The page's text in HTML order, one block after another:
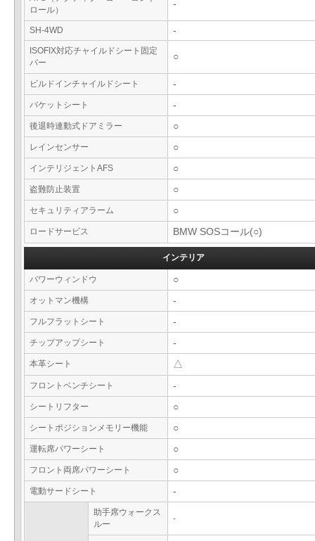
ロール）
-
SH-4WD -
ISOFIX対応チャイルドシート固定
バー
○
ビルドインチャイルドシート -
バケットシート -
後退時連動式ドアミラー ○
レインセンサー ○
インテリジェントAFS ○
盗難防止装置 ○
セキュリティアラーム ○
ロードサービス BMW SOSコール(○)
インテリア
パワーウィンドウ ○
オットマン機構 -
フルフラットシート -
チップアップシート -
本革シート △
フロントベンチシート -
シートリフター ○
シートポジションメモリー機能 ○
運転席パワーシート ○
フロント両席パワーシート ○
電動サードシート -
助手席ウォークス
ルー
-